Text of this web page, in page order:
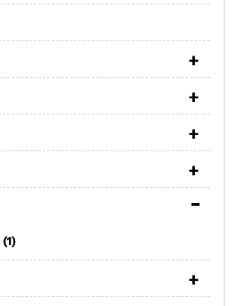
(1)